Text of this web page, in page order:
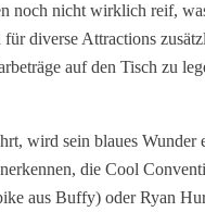
noch nicht wirklich reif,
diverse Attractions
auf den Tisch zu
wird sein blaues
die Cool
aus Buffy) oder Ryan